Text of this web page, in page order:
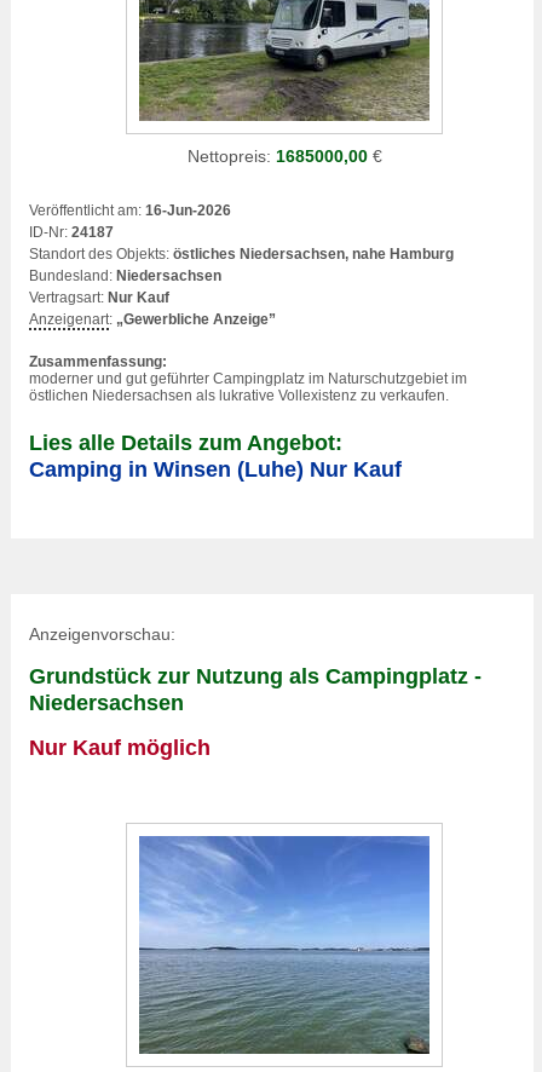
Nettopreis: 1685000,00€
Veröffentlicht am: 16-Jun-2026
ID-Nr: 24187
Standort des Objekts: östliches Niedersachsen, nahe Hamburg
Bundesland: Niedersachsen
Vertragsart: Nur Kauf
Anzeigenart: „Gewerbliche Anzeige”
Zusammenfassung:
moderner und gut geführter Campingplatz im Naturschutzgebiet im
östlichen Niedersachsen als lukrative Vollexistenz zu verkaufen.
Lies alle Details zum Angebot:
Camping in Winsen (Luhe) Nur Kauf
Anzeigenvorschau:
Grundstück zur Nutzung als Campingplatz -
Niedersachsen
Nur Kauf möglich